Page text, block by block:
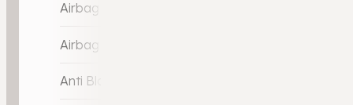
Airbag bestuurder
Airbag passagier
Anti Blokkeer Systeem (ABS)